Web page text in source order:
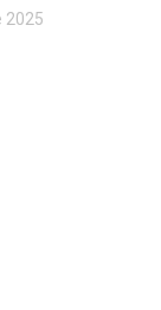
2025